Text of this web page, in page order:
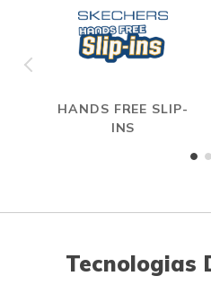
HANDS FREE SLIP-
INS
Tecnologias